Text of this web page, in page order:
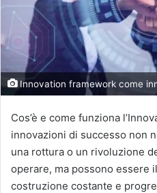
Innovation framework come
Cos’è e come funziona
innovazioni di successo non
una rottura o un rivoluzione
operare, ma possono essere
costruzione costante e